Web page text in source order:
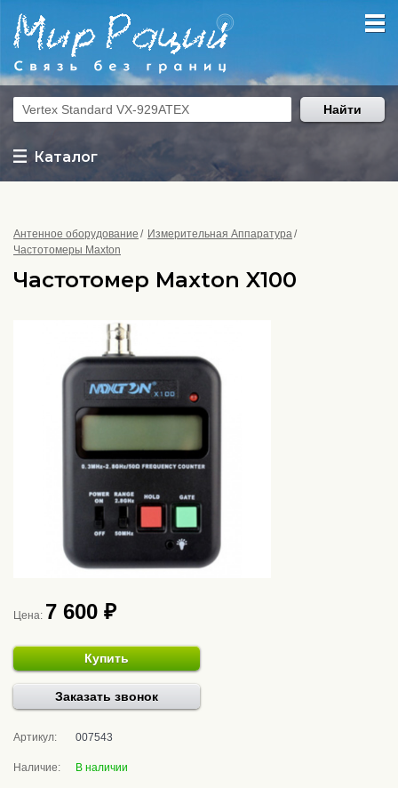
Каталог
Найти
Антенное оборудование
Измерительная Аппаратура
Частотомеры Maxton
Частотомер Maxton X100
Цена: 7 600 ₽
Купить
Заказать звонок
Артикул: 007543
Наличие: В наличии